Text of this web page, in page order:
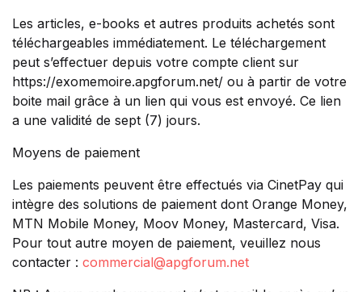
Les articles, e-books et autres produits achetés sont
téléchargeables immédiatement. Le téléchargement
peut s’effectuer depuis votre compte client sur
https://exomemoire.apgforum.net/ ou à partir de votre
boite mail grâce à un lien qui vous est envoyé. Ce lien
a une validité de sept (7) jours.
Moyens de paiement
Les paiements peuvent être effectués via CinetPay qui
intègre des solutions de paiement dont Orange Money,
MTN Mobile Money, Moov Money, Mastercard, Visa.
Pour tout autre moyen de paiement, veuillez nous
contacter : commercial@apgforum.net